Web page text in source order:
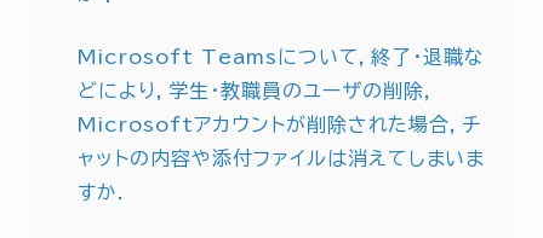
Microsoft Teamsについて，終了・退職な
どにより，学生・教職員のユーザの削除，
Microsoftアカウントが削除された場合，チ
ャットの内容や添付ファイルは消えてしまいま
すか．